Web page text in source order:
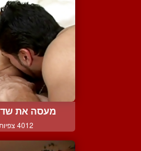
מעסה את
4012 צפיות